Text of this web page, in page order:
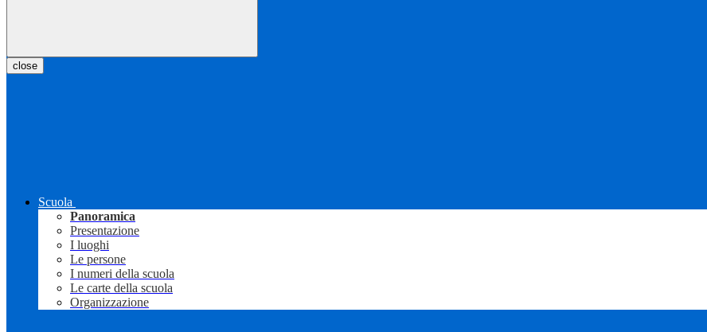
close
Scuola
Panoramica
Presentazione
I luoghi
Le persone
I numeri della scuola
Le carte della scuola
Organizzazione